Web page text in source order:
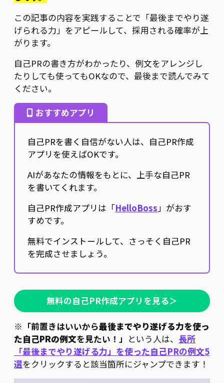
この記事の内容を実践することで「最後までやり遂
げられる力」をアピールして、採用される確率が上
がります。
自己PRの書き方がわかったり、例文をアレンジし
たりしても使ってもOKなので、最後まで読んでみて
ください。
おすすめアプリ
自己PRを書く自信がない人は、自己PR作成
アプリを使えばOKです。
AIがあなたの情報をもとに、上手な自己PR
を書いてくれます。
自己PR作成アプリは「HelloBoss」がおす
すめです。
無料でインストールして、さっそく自己PR
を完成させましょう。
無料の自己PR作成アプリを見る＞
※ 「前置きはいいから最後までやり遂げる力を使っ
た自己PRの例文を見たい！」 という人は、 長所
「最後までやり遂げる力」を使った自己PRの例文5
選をクリックすると該当箇所にジャンプできます！